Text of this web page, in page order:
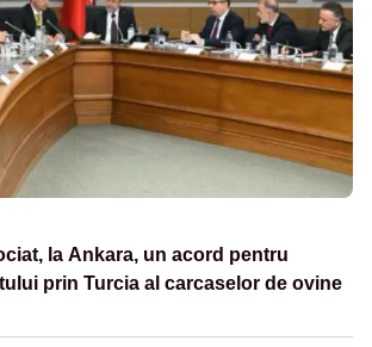
la Ankara, un acord pentru
prin Turcia al carcaselor de ovine